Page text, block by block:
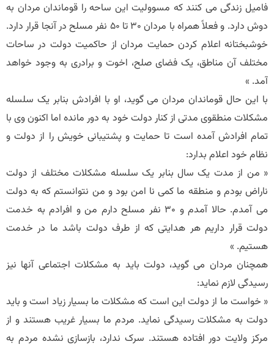
فامیل زندگی می کنند که مسوولیت این ساحه را قوماندان مردان به
دوش دارد. و فعلاً همراه با مردان 30 تا 50 نفر مسلح در آنجا قرار دارد.
خوشبختانه اعلام کردن حمایت مردان از حاکمیت دولت در ساحات
مختلف آن مناطق، یک فضای صلح، اخوت و برادری به وجود خواهد
آمد. »
با این حال قوماندان مردان می گوید، او با افرادش بنابر یک سلسله
مشکلات منطقوی مدتی از کنار دولت خود به دور مانده اما اکنون وی با
تمام افرادش آمده است تا حمایت و پشتیبانی خویش را از دولت و
نظام خود اعلام بدارد:
« من از مدت یک سال بنابر یک سلسله مشکلات مختلف از دولت
ناراض بودم و منطقه ما کمی نا امن بود و من نتوانستم که به دولت
می آمدم. حالا آمدم و 30 نفر مسلح دارم من و افرادم به خدمت
دولت قرار داریم هر هدایتی که از طرف دولت باشد ما در خدمت
هستیم. »
همچنان مردان می گوید، دولت باید به مشکلات اجتماعی آنها نیز
رسیدگی لازم نماید:
« خواست ما از دولت این است که مشکلات ما بسیار زیاد است و باید
دولت به مشکلات رسیدگی نماید. مردم ما بسیار غریب هستند و از
مرکز ولایت دور افتاده هستند. سرک ندارد، بازسازی نشده مردم به